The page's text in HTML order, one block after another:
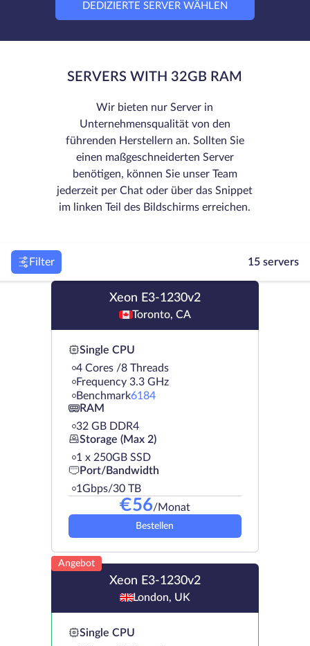
DEDIZIERTE SERVER WÄHLEN
SERVERS WITH 32GB RAM
Wir bieten nur Server in
Unternehmensqualität von den
führenden Herstellern an. Sollten Sie
einen maßgeschneiderten Server
benötigen, können Sie unser Team
jederzeit per Chat oder über das Snippet
im linken Teil des Bildschirms erreichen.
Filter 15 servers
Xeon E3-1230v2
Toronto, CA
Single CPU
4 Cores /8 Threads
Frequency 3.3 GHz
Benchmark6184
RAM
32 GB DDR4
Storage (Max 2)
1 х 250GB SSD
Port/Bandwidth
1Gbps/30 TB
€56/Monat
Bestellen
Angebot
Xeon E3-1230v2
London, UK
Single CPU